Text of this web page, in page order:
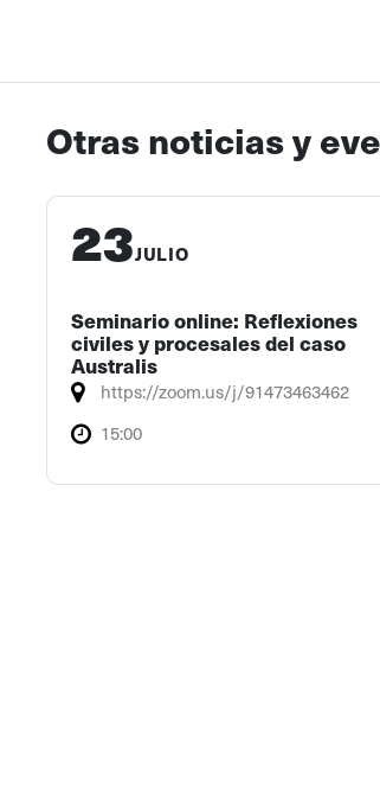
Otras noticias y
23JULIO
Seminario online: Reflexiones
civiles y procesales del caso
Australis
https://zoom.us/j/91473463462
15:00